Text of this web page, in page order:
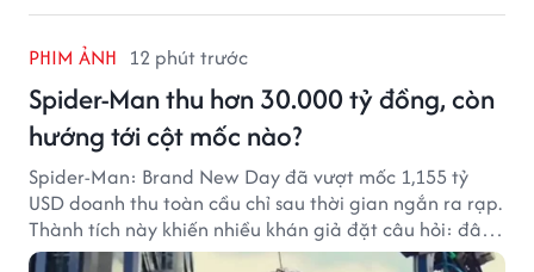
PHIM ẢNH 12 phút trước
Spider-Man thu hơn 30.000 tỷ đồng, còn
hướng tới cột mốc nào?
Spider-Man: Brand New Day đã vượt mốc 1,155 tỷ
USD doanh thu toàn cầu chỉ sau thời gian ngắn ra rạp.
Thành tích này khiến nhiều khán giả đặt câu hỏi: đâu
sẽ là cột mốc tiếp theo của Người Nhện?